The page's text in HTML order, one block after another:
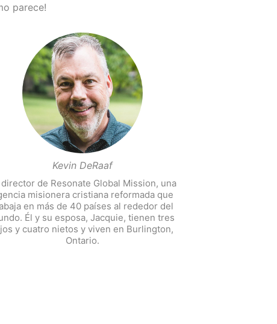
parece!
Kevin DeRaaf
director de Resonate Global Mission, una
misionera cristiana reformada que
en más de 40 países al rededor del
Él y su esposa, Jacquie, tienen tres
y cuatro nietos y viven en Burlington,
Ontario.